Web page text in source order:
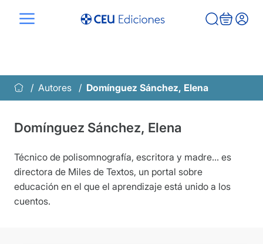
Autores Domínguez Sánchez, Elena
Domínguez Sánchez, Elena
Técnico de polisomnografía, escritora y madre… es
directora de Miles de Textos, un portal sobre
educación en el que el aprendizaje está unido a los
cuentos.